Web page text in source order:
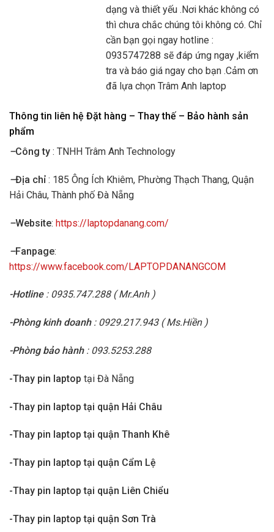
dạng và thiết yếu .Nơi khác không có
thì chưa chắc chúng tôi không có. Chỉ
cần bạn gọi ngay hotline :
0935747288 sẽ đáp ứng ngay ,kiểm
tra và báo giá ngay cho bạn .Cảm ơn
đã lựa chọn Trâm Anh laptop
Thông tin liên hệ Đặt hàng – Thay thế – Bảo hành sản
phẩm
–Công ty : TNHH Trâm Anh Technology
–Địa chỉ : 185 Ông Ích Khiêm, Phường Thạch Thang, Quận
Hải Châu, Thành phố Đà Nẵng
–Website: https://laptopdanang.com/
–Fanpage:
https://www.facebook.com/LAPTOPDANANGCOM
-Hotline: 0935.747.288 ( Mr.Anh )
-Phòng kinh doanh: 0929.217.943 ( Ms.Hiền )
-Phòng bảo hành: 093.5253.288
-Thay pin laptop tại Đà Nẵng
-Thay pin laptop tại quận Hải Châu
-Thay pin laptop tại quận Thanh Khê
-Thay pin laptop tại quận Cẩm Lệ
-Thay pin laptop tại quận Liên Chiểu
-Thay pin laptop tại quận Sơn Trà